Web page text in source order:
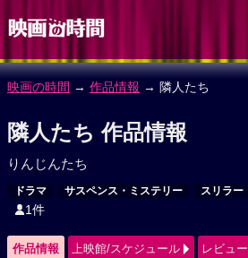
映画の時間 → 作品情報 → 隣人たち
隣人たち 作品情報
りんじんたち
ドラマ サスペンス・ミステリー スリラー
1件
作品情報 上映館/スケジュール レビュー